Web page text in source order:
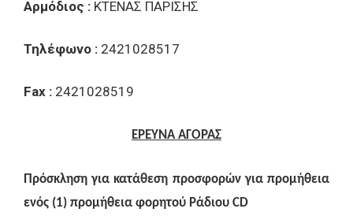
Αρμόδιος : ΚΤΕΝΑΣ ΠΑΡΙΣΗΣ
Τηλέφωνο : 2421028517
Fax : 2421028519
ΕΡΕΥΝΑ ΑΓΟΡΑΣ
Πρόσκληση για κατάθεση προσφορών για προμήθεια
ενός (1) προμήθεια φορητού Ράδιου CD